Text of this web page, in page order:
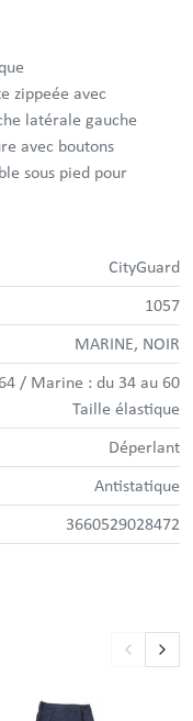
zippeée avec
latérale gauche
avec boutons
sous pied pour
CityGuard
1057
MARINE, NOIR
/ Marine : du 34 au 60
Taille élastique
Déperlant
Antistatique
3660529028472